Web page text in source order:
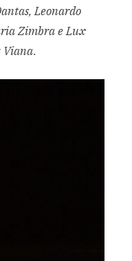
Leonardo
Zimbra e Lux
Viana.